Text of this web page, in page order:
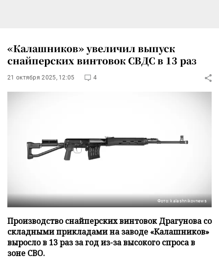
«Калашников» увеличил выпуск
снайперских винтовок СВДС в 13 раз
21 октября 2025, 12:05 4
Фото: kalashnikovnews
Производство снайперских винтовок Драгунова со
складными прикладами на заводе «Калашников»
выросло в 13 раз за год из-за высокого спроса в
зоне СВО.